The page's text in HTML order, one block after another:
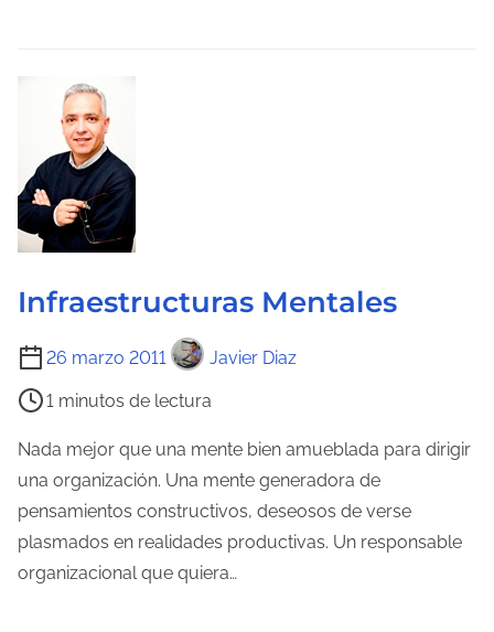
c
a
d
l
e
t
r
a
d
a
Infraestructuras Mentales
26 marzo 2011 Javier Diaz
T
e
m
p
o
d
e
1 minutos de lectura
Nada mejor que una mente bien amueblada para dirigir
una organización. Una mente generadora de
pensamientos constructivos, deseosos de verse
plasmados en realidades productivas. Un responsable
organizacional que quiera…